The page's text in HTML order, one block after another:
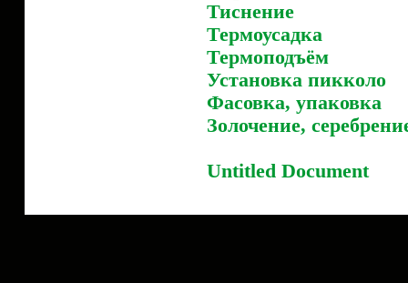
Тиснение
Термоусадка
Термоподъём
Установка пикколо
Фасовка, упаковка
Золочение,
Untitled Document